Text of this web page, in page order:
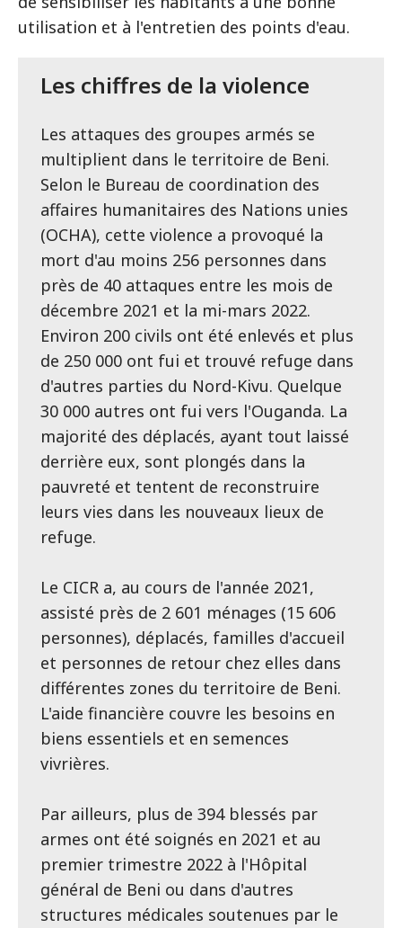
utilisation et à l'entretien des points d'eau.
Les chiffres de la violence
Les attaques des groupes armés se
multiplient dans le territoire de Beni.
Selon le Bureau de coordination des
affaires humanitaires des Nations unies
(OCHA), cette violence a provoqué la
mort d'au moins 256 personnes dans
près de 40 attaques entre les mois de
décembre 2021 et la mi-mars 2022.
Environ 200 civils ont été enlevés et plus
de 250 000 ont fui et trouvé refuge dans
d'autres parties du Nord-Kivu. Quelque
30 000 autres ont fui vers l'Ouganda. La
majorité des déplacés, ayant tout laissé
derrière eux, sont plongés dans la
pauvreté et tentent de reconstruire
leurs vies dans les nouveaux lieux de
refuge.
Le CICR a, au cours de l'année 2021,
assisté près de 2 601 ménages (15 606
personnes), déplacés, familles d'accueil
et personnes de retour chez elles dans
différentes zones du territoire de Beni.
L'aide financière couvre les besoins en
biens essentiels et en semences
vivrières.
Par ailleurs, plus de 394 blessés par
armes ont été soignés en 2021 et au
premier trimestre 2022 à l'Hôpital
général de Beni ou dans d'autres
structures médicales soutenues par le